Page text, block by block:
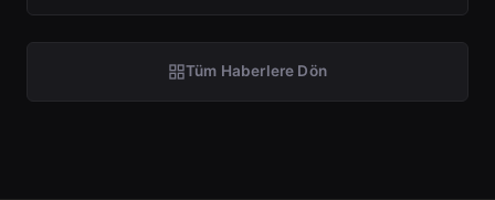
Tüm Haberlere Dön